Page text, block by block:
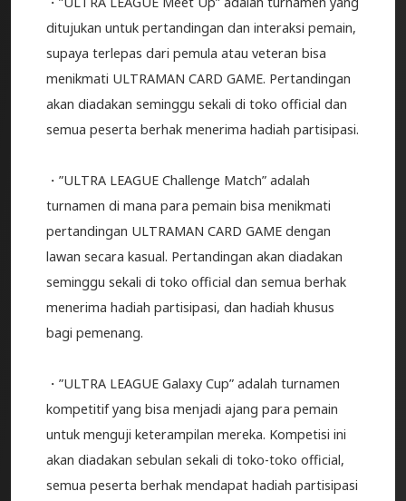
ditujukan untuk pertandingan dan interaksi pemain,
supaya terlepas dari pemula atau veteran bisa
menikmati ULTRAMAN CARD GAME. Pertandingan
akan diadakan seminggu sekali di toko official dan
semua peserta berhak menerima hadiah partisipasi.
・”ULTRA LEAGUE Challenge Match” adalah
turnamen di mana para pemain bisa menikmati
pertandingan ULTRAMAN CARD GAME dengan
lawan secara kasual. Pertandingan akan diadakan
seminggu sekali di toko official dan semua berhak
menerima hadiah partisipasi, dan hadiah khusus
bagi pemenang.
・”ULTRA LEAGUE Galaxy Cup” adalah turnamen
kompetitif yang bisa menjadi ajang para pemain
untuk menguji keterampilan mereka. Kompetisi ini
akan diadakan sebulan sekali di toko-toko official,
semua peserta berhak mendapat hadiah partisipasi